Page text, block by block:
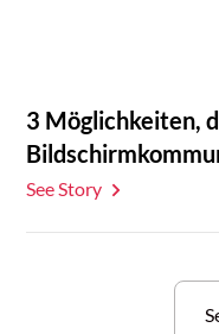
3 Möglichkeiten,
See Story